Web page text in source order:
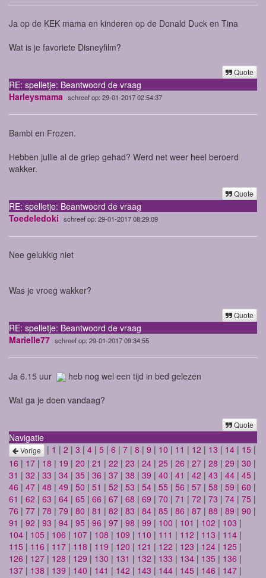
Ja op de KEK mama en kinderen op de Donald Duck en Tina
Wat is je favoriete Disneyfilm?
Quote
RE: spelletje: Beantwoord de vraag
Harleysmama schreef op: 29-01-2017 02:54:37
Bambi en Frozen.
Hebben jullie al de griep gehad? Werd net weer heel beroerd
wakker.
Quote
RE: spelletje: Beantwoord de vraag
Toedeledoki schreef op: 29-01-2017 08:29:09
Nee gelukkig niet
Was je vroeg wakker?
Quote
RE: spelletje: Beantwoord de vraag
Marielle77 schreef op: 29-01-2017 09:34:55
Ja 6.15 uur heb nog wel een tijd in bed gelezen
Wat ga je doen vandaag?
Quote
Navigatie
Vorige | 1 | 2 | 3 | 4 | 5 | 6 | 7 | 8 | 9 | 10 | 11 | 12 | 13 | 14 | 15 |
16 | 17 | 18 | 19 | 20 | 21 | 22 | 23 | 24 | 25 | 26 | 27 | 28 | 29 | 30 |
31 | 32 | 33 | 34 | 35 | 36 | 37 | 38 | 39 | 40 | 41 | 42 | 43 | 44 | 45 |
46 | 47 | 48 | 49 | 50 | 51 | 52 | 53 | 54 | 55 | 56 | 57 | 58 | 59 | 60 |
61 | 62 | 63 | 64 | 65 | 66 | 67 | 68 | 69 | 70 | 71 | 72 | 73 | 74 | 75 |
76 | 77 | 78 | 79 | 80 | 81 | 82 | 83 | 84 | 85 | 86 | 87 | 88 | 89 | 90 |
91 | 92 | 93 | 94 | 95 | 96 | 97 | 98 | 99 | 100 | 101 | 102 | 103 |
104 | 105 | 106 | 107 | 108 | 109 | 110 | 111 | 112 | 113 | 114 |
115 | 116 | 117 | 118 | 119 | 120 | 121 | 122 | 123 | 124 | 125 |
126 | 127 | 128 | 129 | 130 | 131 | 132 | 133 | 134 | 135 | 136 |
137 | 138 | 139 | 140 | 141 | 142 | 143 | 144 | 145 | 146 | 147 |